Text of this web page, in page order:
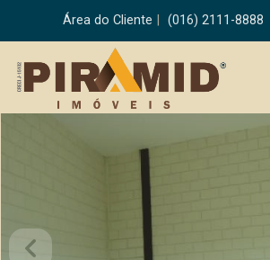
Área do Cliente (016) 2111-8888